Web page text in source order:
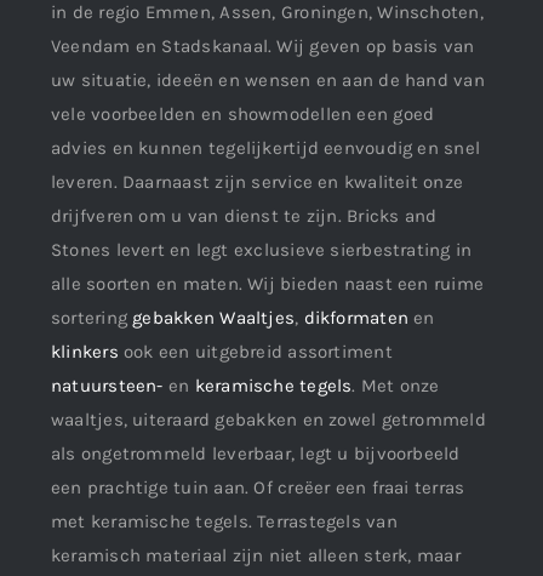
in de regio Emmen, Assen, Groningen, Winschoten,
Veendam en Stadskanaal. Wij geven op basis van
uw situatie, ideeën en wensen en aan de hand van
vele voorbeelden en showmodellen een goed
advies en kunnen tegelijkertijd eenvoudig en snel
leveren. Daarnaast zijn service en kwaliteit onze
drijfveren om u van dienst te zijn. Bricks and
Stones levert en legt exclusieve sierbestrating in
alle soorten en maten. Wij bieden naast een ruime
sortering gebakken Waaltjes, dikformaten en
klinkers ook een uitgebreid assortiment
natuursteen- en keramische tegels. Met onze
waaltjes, uiteraard gebakken en zowel getrommeld
als ongetrommeld leverbaar, legt u bijvoorbeeld
een prachtige tuin aan. Of creëer een fraai terras
met keramische tegels. Terrastegels van
keramisch materiaal zijn niet alleen sterk, maar